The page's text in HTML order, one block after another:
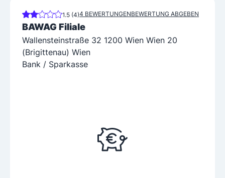
1.5 (4)4 BEWERTUNGENBEWERTUNG ABGEBEN
BAWAG Filiale
Wallensteinstraße 32 1200 Wien Wien 20
(Brigittenau) Wien
Bank / Sparkasse